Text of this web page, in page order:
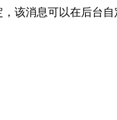
该消息可以在后台自